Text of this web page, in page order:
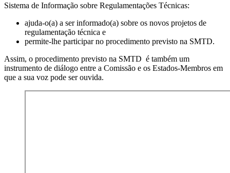
Sistema de Informação sobre Regulamentações Técnicas:
ajuda-o(a) a ser informado(a) sobre os novos projetos de
regulamentação técnica e
permite-lhe participar no procedimento previsto na SMTD.
Assim, o procedimento previsto na SMTD é também um
instrumento de diálogo entre a Comissão e os Estados-Membros em
que a sua voz pode ser ouvida.